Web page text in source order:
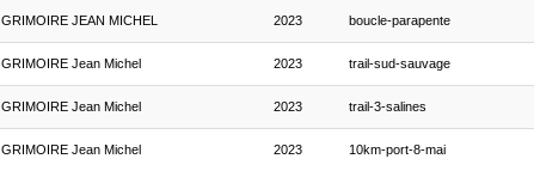
GRIMOIRE JEAN MICHEL 2023 boucle-parapente
GRIMOIRE Jean Michel 2023 trail-sud-sauvage
GRIMOIRE Jean Michel 2023 trail-3-salines
GRIMOIRE Jean Michel 2023 10km-port-8-mai